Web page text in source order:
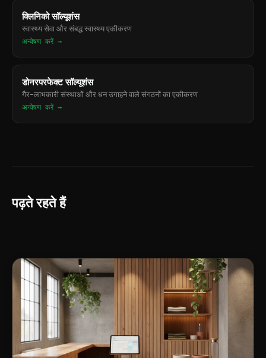
क्लिनिको सॉल्यूशंस
स्वास्थ्य सेवा और संबद्ध स्वास्थ्य एकीकरण
अन्वेषण करें →
डोनरपरफेक्ट सॉल्यूशंस
गैर-लाभकारी संस्थाओं और धन उगाहने वाले संगठनों का एकीकरण
अन्वेषण करें →
पढ़ते रहते हैं